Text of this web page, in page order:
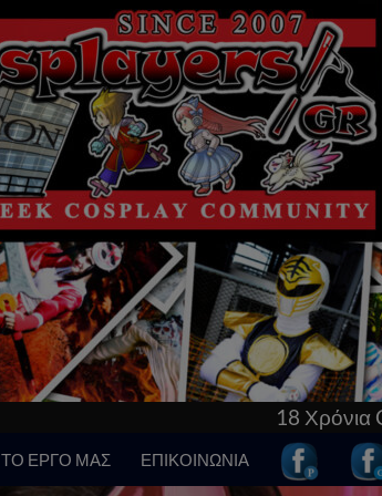
18 Χρόνια Cosplay στην
ΤΟ ΕΡΓΟ ΜΑΣ ΕΠΙΚΟΙΝΩΝΙΑ